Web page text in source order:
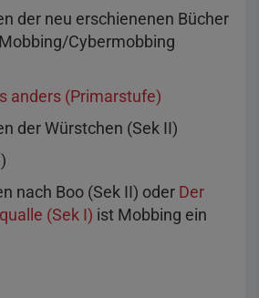
der neu erschienenen Bücher
Cybermobbing
anders (Primarstufe)
der Würstchen (Sek II)
nach Boo (Sek II) oder Der
(Sek I) ist Mobbing ein